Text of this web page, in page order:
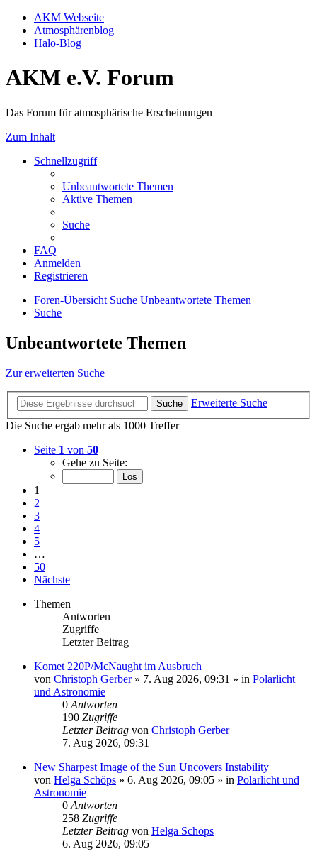
AKM Webseite
Atmosphärenblog
Halo-Blog
AKM e.V. Forum
Das Forum für atmosphärische Erscheinungen
Zum Inhalt
Schnellzugriff
Unbeantwortete Themen
Aktive Themen
Suche
FAQ
Anmelden
Registrieren
Foren-Übersicht Suche Unbeantwortete Themen
Suche
Unbeantwortete Themen
Zur erweiterten Suche
Suche
Erweiterte Suche
Die Suche ergab mehr als 1000 Treffer
Seite 1 von 50
Gehe zu Seite:
1
2
3
4
5
…
50
Nächste
Themen
Antworten
Zugriffe
Letzter Beitrag
Komet 220P/McNaught im Ausbruch
von Christoph Gerber» 7. Aug 2026, 09:31 » in Polarlicht
und Astronomie
0 Antworten
190 Zugriffe
Letzter Beitrag von Christoph Gerber
7. Aug 2026, 09:31
New Sharpest Image of the Sun Uncovers Instability
von Helga Schöps » 6. Aug 2026, 09:05 » in Polarlicht und
Astronomie
0 Antworten
258 Zugriffe
Letzter Beitrag von Helga Schöps
6. Aug 2026, 09:05